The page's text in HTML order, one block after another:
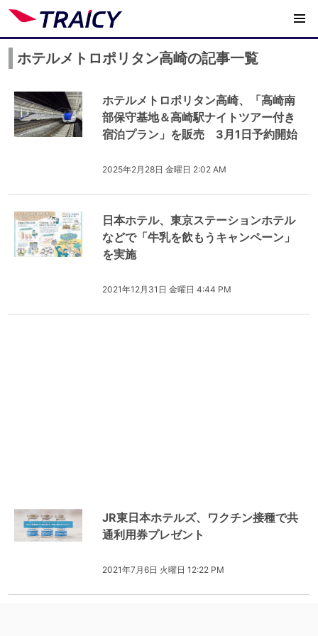
ホテルメトロポリタン高崎の記事一覧
ホテルメトロポリタン高崎、「高崎南
部保守基地＆高崎駅ナイトツアー付き
宿泊プラン」を販売 3月1日予約開始
2025年2月28日 金曜日 2:02 AM
日本ホテル、東京ステーションホテル
などで「牛乳を飲もうキャンペーン」
を実施
2021年12月31日 金曜日 4:44 PM
JR東日本ホテルズ、ワクチン接種で共
通利用券プレゼント
2021年7月6日 火曜日 12:22 PM